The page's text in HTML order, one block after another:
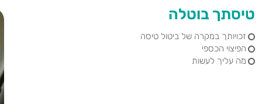
טיסתך בוטלה
זכויותך במקרה של ביטול טיסה
הפיצוי הכספי
מה עליך לעשות